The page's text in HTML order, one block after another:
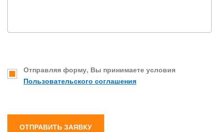
Отправляя форму, Вы принимаете условия
Пользовательского соглашения
ОТПРАВИТЬ ЗАЯВКУ